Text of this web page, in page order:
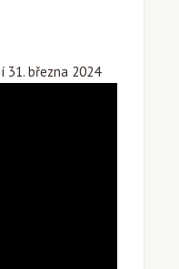
31. března 2024